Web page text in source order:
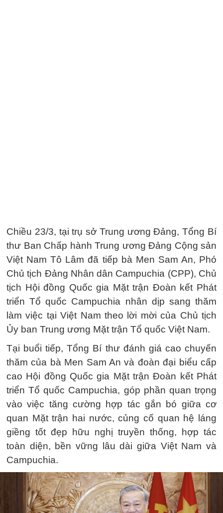
Chiều 23/3, tại trụ sở Trung ương Đảng, Tổng Bí
thư Ban Chấp hành Trung ương Đảng Cộng sản
Việt Nam Tô Lâm đã tiếp bà Men Sam An, Phó
Chủ tịch Đảng Nhân dân Campuchia (CPP), Chủ
tịch Hội đồng Quốc gia Mặt trận Đoàn kết Phát
triển Tổ quốc Campuchia nhân dịp sang thăm
làm việc tại Việt Nam theo lời mời của Chủ tịch
Ủy ban Trung ương Mặt trận Tổ quốc Việt Nam.
Tại buổi tiếp, Tổng Bí thư đánh giá cao chuyến
thăm của bà Men Sam An và đoàn đại biểu cấp
cao Hội đồng Quốc gia Mặt trận Đoàn kết Phát
triển Tổ quốc Campuchia, góp phần quan trọng
vào việc tăng cường hợp tác gắn bó giữa cơ
quan Mặt trận hai nước, củng cố quan hệ láng
giềng tốt đẹp hữu nghị truyền thống, hợp tác
toàn diện, bền vững lâu dài giữa Việt Nam và
Campuchia.